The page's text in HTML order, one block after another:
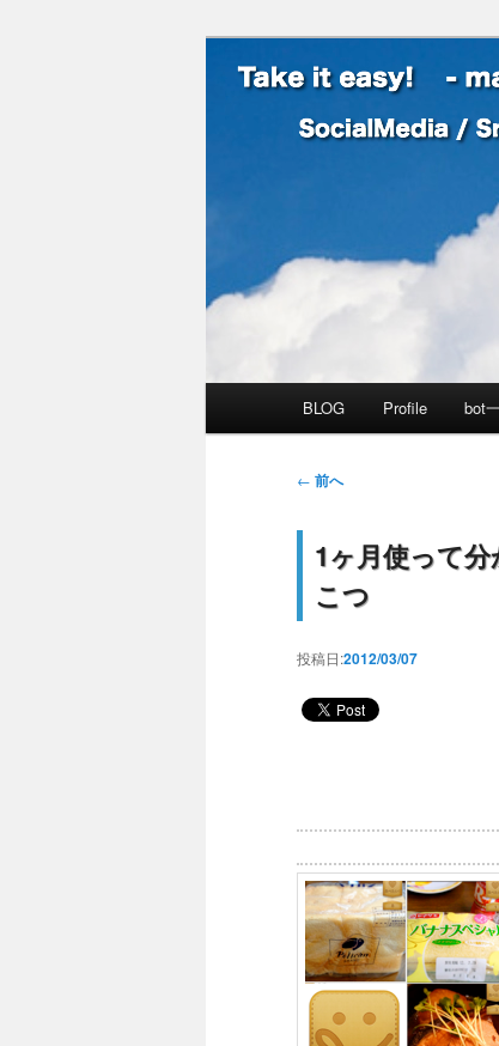
Take it
メインコンテンツへ
サブコンテンツへ移動
BLOG Profile bot
投稿ナビゲーション
← 前へ
1ヶ月使って
こつ
投稿日:2012/03/07